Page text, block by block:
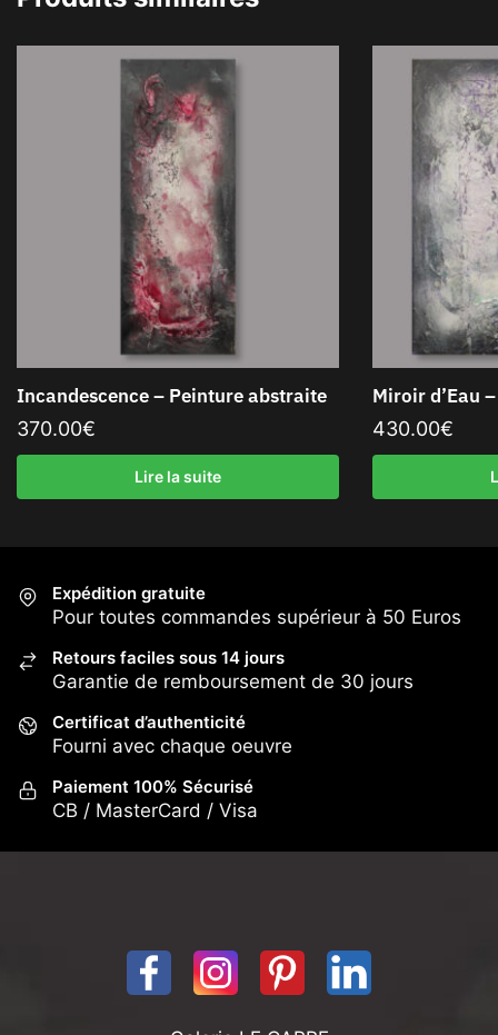
Incandescence – Peinture abstraite
370.00€
Lire la suite
Miroir d’Eau
430.00€
Expédition gratuite
Pour toutes commandes supérieur à 50 Euros
Retours faciles sous 14 jours
Garantie de remboursement de 30 jours
Certificat d’authenticité
Fourni avec chaque oeuvre
Paiement 100% Sécurisé
CB / MasterCard / Visa